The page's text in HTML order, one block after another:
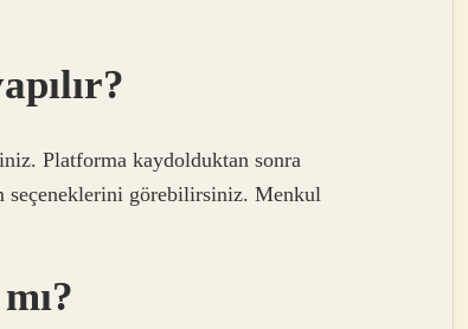
Platforma kaydolduktan sonra
seçeneklerini görebilirsiniz. Menkul